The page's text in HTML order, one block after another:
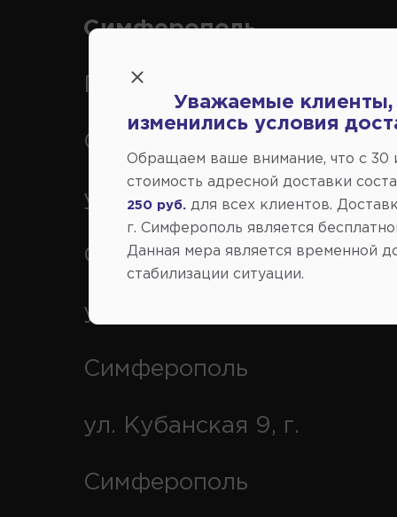
Симферополь
Переулок Строителей 2А,
Симферополь
ул. Федоренко 1В, г.
Симферополь
ул. Генерала Васильева
Симферополь
ул. Кубанская 9, г.
Симферополь
Уважаемые клиенты,
изменились условия
Обращаем ваше внимание, что c 30
стоимость адресной доставки
250 руб.
для всех клиентов.
г. Симферополь является
Данная мера является временной
стабилизации ситуации.